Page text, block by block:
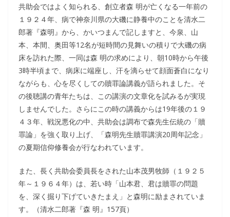
共助会ではよく知られる、創立者森 明が亡くなる一年前の
１９２４年、病で神奈川県の大磯に静養中のことを清水二
郎著『森明』から、かいつまんで記しますと、今泉、山
本、本間、奥田等12名が短時間の見舞いの積りで大磯の病
床を訪れた際、一同は森 明の求めにより、朝10時から午後
3時半頃まで、病床に端座し、汗を滴らせて顔面蒼白になり
ながらも、心を尽くしての贖罪論講義が語られました。そ
の後聴講の青年たちは、この講演の文章化を試みるが実現
しませんでした。さらにこの時の講義からは19年後の１９
４３年、戦況悪化の中、共助会は調布で森先生伝統の「贖
罪論」を強く取り上げ、「森明先生贖罪講演20周年記念」
の夏期信仰修養会が行なわれています。
また、長く共助会委員長をされた山本茂男牧師（１９２５
年～１９６４年）は、若い時「山本君、君は贖罪の問題
を、深く掘り下げていきたまえ」と森明に励まされていま
す。（清水二郎著『森 明』157頁）